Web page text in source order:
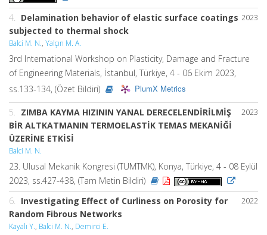
2023
4.
Delamination behavior of elastic surface coatings
subjected to thermal shock
Balci M. N., Yalçın M. A.
3rd International Workshop on Plasticity, Damage and Fracture
of Engineering Materials, İstanbul, Türkiye, 4 - 06 Ekim 2023,
ss.133-134, (Özet Bildiri)
PlumX Metrics
2023
5.
ZIMBA KAYMA HIZININ YANAL DERECELENDİRİLMİŞ
BİR ALTKATMANIN TERMOELASTİK TEMAS MEKANİĞİ
ÜZERİNE ETKİSİ
Balci M. N.
23. Ulusal Mekanik Kongresi (TUMTMK), Konya, Türkiye, 4 - 08 Eylül
2023, ss.427-438, (Tam Metin Bildiri)
2022
6.
Investigating Effect of Curliness on Porosity for
Random Fibrous Networks
Kayalı Y., Balci M. N., Demirci E.